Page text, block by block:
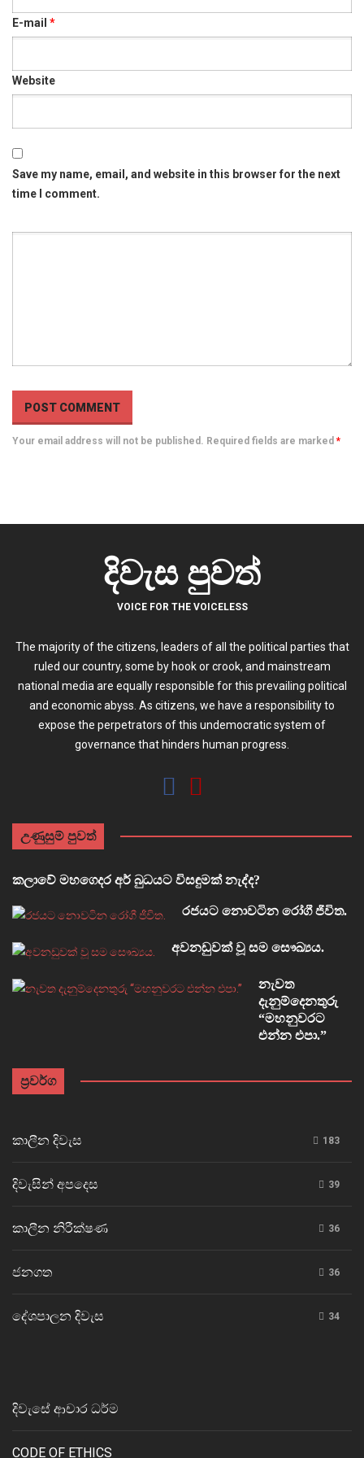
E-mail *
Website
Save my name, email, and website in this browser for the next
time I comment.
Your email address will not be published. Required fields are marked *
දිවැස පුවත්
VOICE FOR THE VOICELESS
The majority of the citizens, leaders of all the political parties that
ruled our country, some by hook or crook, and mainstream
national media are equally responsible for this prevailing political
and economic abyss. As citizens, we have a responsibility to
expose the perpetrators of this undemocratic system of
governance that hinders human progress.
උණුසුම් පුවත්
කලාවේ මහගෙදර අර් බුධයට විසඳුමක් නැද්ද?
රජයට නොවටින රෝගී ජීවිත.
අවනඩුවක් වූ සම සෞඛ්‍යය.
නැවත
දැනුම්දෙනතුරු
“මහනුවරට
එන්න එපා.”
ප්‍රවර්ග
කාලීන දිවැස 183
දිවැසින් අපදෙස 39
කාලීන නිරීක්ෂණ 36
ජනගත 36
දේශපාලන දිවැස 34
දිවැසේ ආචාර ධර්ම
CODE OF ETHICS